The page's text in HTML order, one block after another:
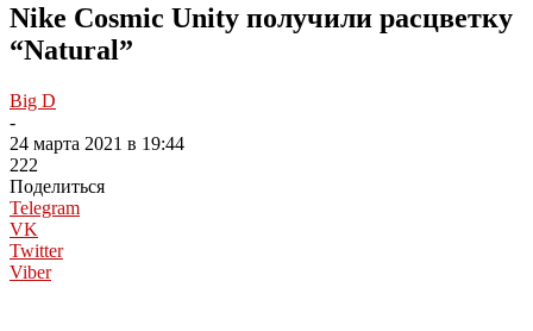
Nike Cosmic Unity получили расцветку
“Natural”
Big D
-
24 марта 2021 в 19:44
222
Поделиться
Telegram
VK
Twitter
Viber